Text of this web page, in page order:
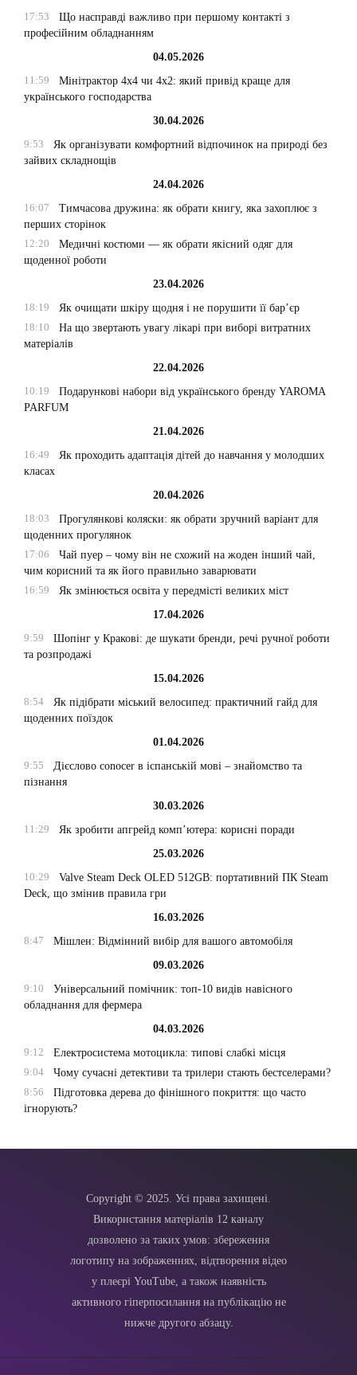
17:53
Що насправді важливо при першому контакті з
професійним обладнанням
04.05.2026
11:59
Мінітрактор 4х4 чи 4х2: який привід краще для
українського господарства
30.04.2026
9:53
Як організувати комфортний відпочинок на природі без
зайвих складнощів
24.04.2026
16:07
Тимчасова дружина: як обрати книгу, яка захоплює з
перших сторінок
12:20
Медичні костюми — як обрати якісний одяг для
щоденної роботи
23.04.2026
18:19
Як очищати шкіру щодня і не порушити її бар’єр
18:10
На що звертають увагу лікарі при виборі витратних
матеріалів
22.04.2026
10:19
Подарункові набори від українського бренду YAROMA
PARFUM
21.04.2026
16:49
Як проходить адаптація дітей до навчання у молодших
класах
20.04.2026
18:03
Прогулянкові коляски: як обрати зручний варіант для
щоденних прогулянок
17:06
Чай пуер – чому він не схожий на жоден інший чай,
чим корисний та як його правильно заварювати
16:59
Як змінюється освіта у передмісті великих міст
17.04.2026
9:59
Шопінг у Кракові: де шукати бренди, речі ручної роботи
та розпродажі
15.04.2026
8:54
Як підібрати міський велосипед: практичний гайд для
щоденних поїздок
01.04.2026
9:55
Дієслово conocer в іспанській мові – знайомство та
пізнання
30.03.2026
11:29
Як зробити апгрейд комп’ютера: корисні поради
25.03.2026
10:29
Valve Steam Deck OLED 512GB: портативний ПК Steam
Deck, що змінив правила гри
16.03.2026
8:47
Мішлен: Відмінний вибір для вашого автомобіля
09.03.2026
9:10
Універсальний помічник: топ-10 видів навісного
обладнання для фермера
04.03.2026
9:12
Електросистема мотоцикла: типові слабкі місця
9:04
Чому сучасні детективи та трилери стають бестселерами?
8:56
Підготовка дерева до фінішного покриття: що часто
ігнорують?
Copyright © 2025. Усі права захищені.
Використання матеріалів 12 каналу
дозволено за таких умов: збереження
логотипу на зображеннях, відтворення відео
у плеєрі YouTube, а також наявність
активного гіперпосилання на публікацію не
нижче другого абзацу.